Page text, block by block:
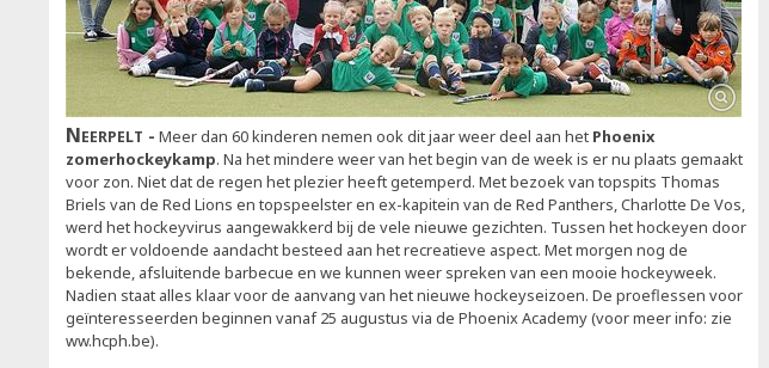
Neerpelt Meer dan 60 kinderen nemen ook dit jaar weer deel aan het Phoenix
zomerhockeykamp. Na het mindere weer van het begin van de week is er nu plaats gemaakt
voor zon. Niet dat de regen het plezier heeft getemperd. Met bezoek van topspits Thomas
Briels van de Red Lions en topspeelster en ex-kapitein van de Red Panthers, Charlotte De Vos,
werd het hockeyvirus aangewakkerd bij de vele nieuwe gezichten. Tussen het hockeyen door
wordt er voldoende aandacht besteed aan het recreatieve aspect. Met morgen nog de
bekende, afsluitende barbecue en we kunnen weer spreken van een mooie hockeyweek.
Nadien staat alles klaar voor de aanvang van het nieuwe hockeyseizoen. De proeflessen voor
geïnteresseerden beginnen vanaf 25 augustus via de Phoenix Academy (voor meer info: zie
ww.hcph.be).